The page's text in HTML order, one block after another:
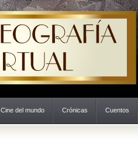
Cine del mundo Crónicas Cuentos